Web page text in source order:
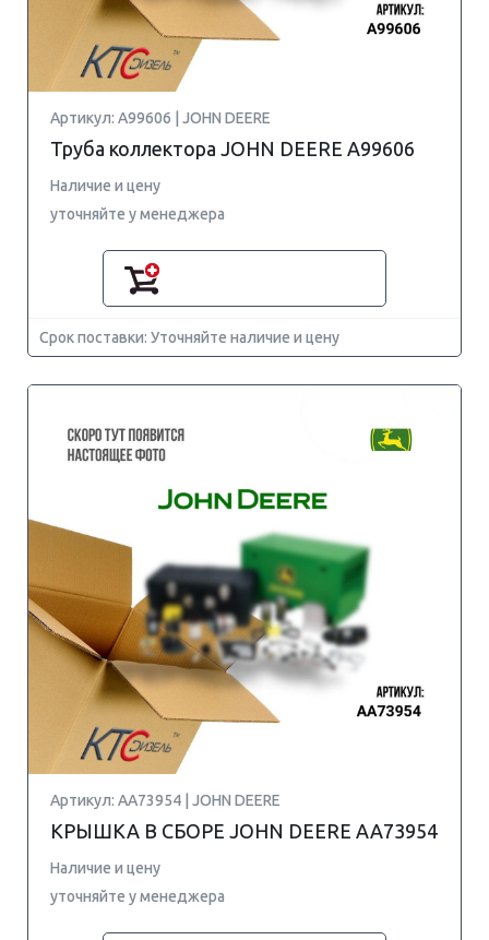
Артикул: A99606 | JOHN DEERE
Труба коллектора JOHN DEERE A99606
Наличие и цену
уточняйте у менеджера
Срок поставки: Уточняйте наличие и цену
Артикул: AA73954 | JOHN DEERE
КРЫШКА В СБОРЕ JOHN DEERE AA73954
Наличие и цену
уточняйте у менеджера